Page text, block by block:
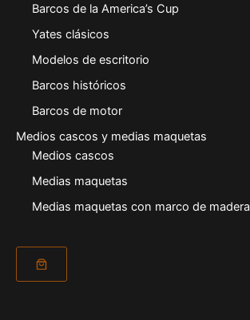
Barcos de la America’s Cup
Yates clásicos
Modelos de escritorio
Barcos históricos
Barcos de motor
Medios cascos y medias maquetas
Medios cascos
Medias maquetas
Medias maquetas con marco de madera